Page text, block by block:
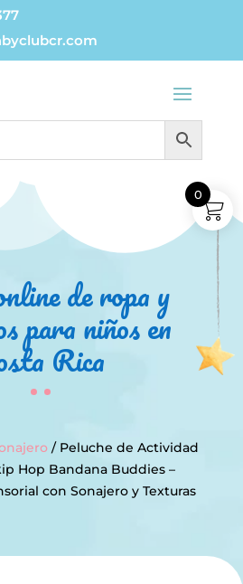
de ropa y
para niños en
Rica
/ Peluche de Actividad
Hop Bandana Buddies –
con Sonajero y Texturas
0